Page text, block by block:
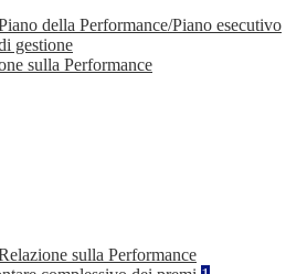
della Performance/Piano esecutivo
gestione
sulla Performance
sulla Performance